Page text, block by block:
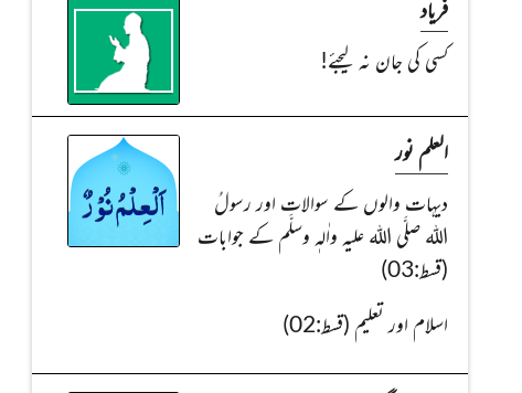
فریاد
کسی کی جان نہ لیجئے!
العلم نور
دیہات والوں کے سوالات اور رسولُ
اللہ صلَّی اللہ علیہ واٰلہٖ وسلَّم کے جوابات
(قسط:03)
اسلام اور تعلیم (قسط:02)